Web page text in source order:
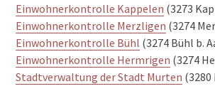
Einwohnerkontrolle Kappelen (3273
Einwohnerkontrolle Merzligen (3274
Einwohnerkontrolle Bühl (3274 Bühl b.
Einwohnerkontrolle Hermrigen (3274
Stadtverwaltung der Stadt Murten (3280